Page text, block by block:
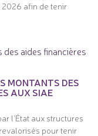
2026 afin de tenir
MONTANTS DES
AUX SIAE
l'État aux structures
pour tenir